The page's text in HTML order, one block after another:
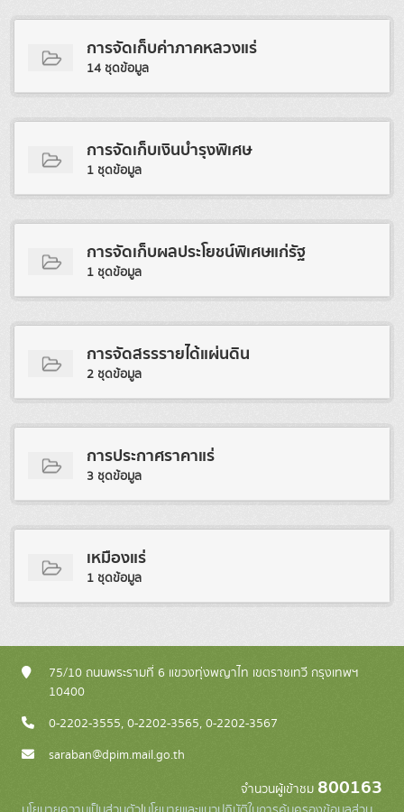
การจัดเก็บค่าภาคหลวงแร่
14 ชุดข้อมูล
การจัดเก็บเงินบํารุงพิเศษ
1 ชุดข้อมูล
การจัดเก็บผลประโยชน์พิเศษแก่รัฐ
1 ชุดข้อมูล
การจัดสรรรายได้แผ่นดิน
2 ชุดข้อมูล
การประกาศราคาแร่
3 ชุดข้อมูล
เหมืองแร่
1 ชุดข้อมูล
75/10 ถนนพระรามที่ 6 แขวงทุ่งพญาไท เขตราชเทวี กรุงเทพฯ
10400
0-2202-3555, 0-2202-3565, 0-2202-3567
saraban@dpim.mail.go.th
จำนวนผู้เข้าชม 800163